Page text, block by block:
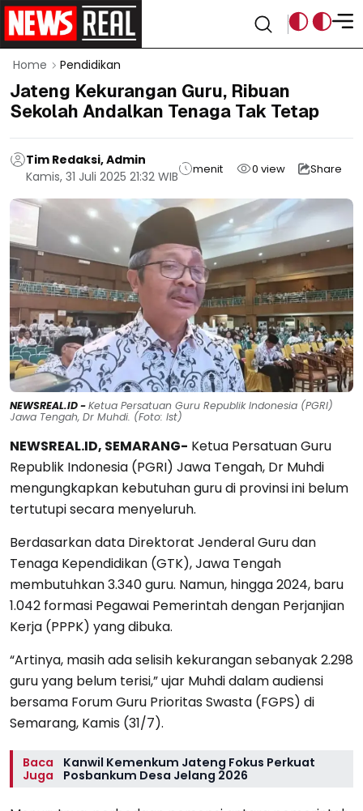
Home Pendidikan
Jateng Kekurangan Guru, Ribuan
Sekolah Andalkan Tenaga Tak Tetap
Tim Redaksi, Admin
Kamis, 31 Juli 2025 21:32 WIB
menit 0 view Share
NEWSREAL.ID -Ketua Persatuan Guru Republik Indonesia (PGRI)
Jawa Tengah, Dr Muhdi. (Foto: Ist)
NEWSREAL.ID, SEMARANG- Ketua Persatuan Guru
Republik Indonesia (PGRI) Jawa Tengah, Dr Muhdi
mengungkapkan kebutuhan guru di provinsi ini belum
tertutupi secara menyeluruh.
Berdasarkan data Direktorat Jenderal Guru dan
Tenaga Kependidikan (GTK), Jawa Tengah
membutuhkan 3.340 guru. Namun, hingga 2024, baru
1.042 formasi Pegawai Pemerintah dengan Perjanjian
Kerja (PPPK) yang dibuka.
“Artinya, masih ada selisih kekurangan sebanyak 2.298
guru yang belum terisi,” ujar Muhdi dalam audiensi
bersama Forum Guru Prioritas Swasta (FGPS) di
Semarang, Kamis (31/7).
Baca
Juga
Kanwil Kemenkum Jateng Fokus Perkuat
Posbankum Desa Jelang 2026